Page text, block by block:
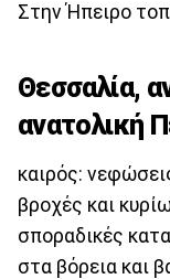
Στην Ήπειρο
Θεσσαλία,
ανατολική
καιρός:
βροχές και
σποραδικές
στα βόρεια και